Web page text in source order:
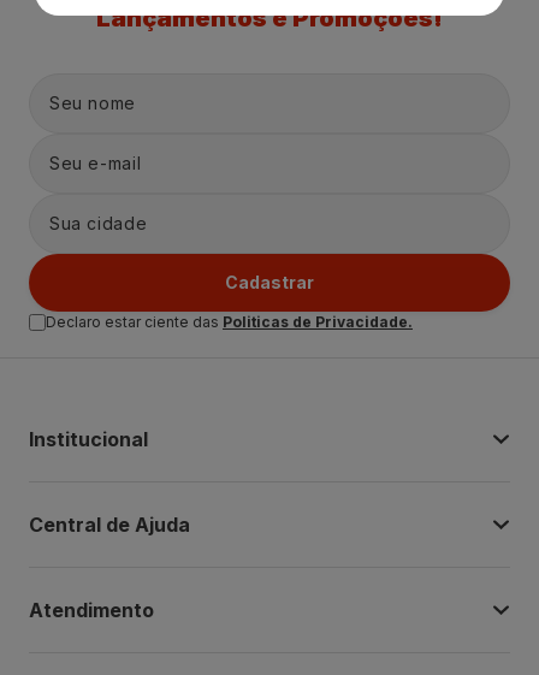
Lançamentos e Promoções!
Cadastrar
Declaro estar ciente das Politicas de Privacidade.
Institucional
Central de Ajuda
Atendimento